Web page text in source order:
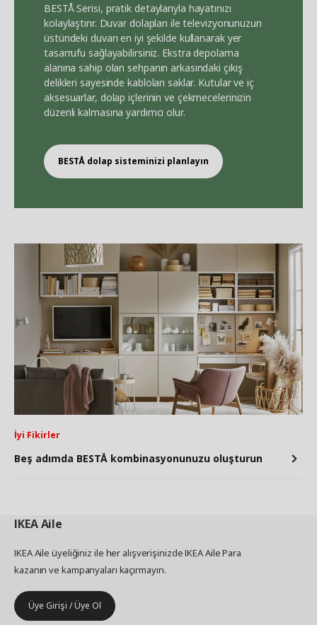
BESTÅSerisi, pratik detaylarıyla hayatınızı
kolaylaştırır. Duvar dolapları ile televizyonunuzun
üstündeki duvarı en iyi şekilde kullanarak yer
tasarrufu sağlayabilirsiniz. Ekstra depolama
alanına sahip olan sehpanın arkasındaki çıkış
delikleri sayesinde kabloları saklar. Kutular ve iç
aksesuarlar, dolap içlerinin ve çekmecelerinizin
düzenli kalmasına yardımcı olur.
BESTÅ dolap sisteminizi planlayın
İyi Fikirler
Beş adımda BESTÅ kombinasyonunuzu oluşturun
IKEAAile
IKEA Aile üyeliğiniz ile her alışverişinizde IKEA Aile Para
kazanın ve kampanyaları kaçırmayın.
Üye Girişi / Üye Ol